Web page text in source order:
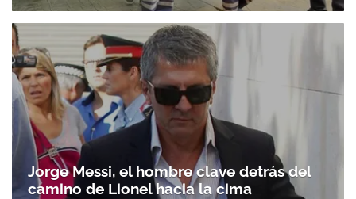
Jorge Messi, el hombre clave detrás del
camino de Lionel hacia la cima